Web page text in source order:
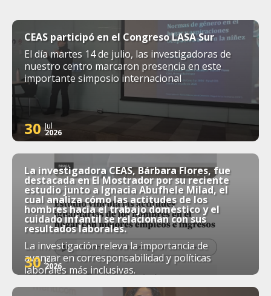
CEAS participó en el Congreso LASA Sur
El día martes 14 de julio, las investigadoras de
nuestro centro marcaron presencia en este
importante simposio internacional
30 Jul
2026
La investigadora CEAS, Bárbara Flores, fue
destacada en El Mostrador por su reciente
estudio junto a Ignacia Abufhele Milad, el
cual analiza cómo las actitudes de los
hombres hacia el trabajo doméstico y el
cuidado infantil se relacionan con sus
resultados laborales.
La investigación releva la importancia de
avanzar en corresponsabilidad y políticas
laborales más inclusivas.
30 Jul
2026